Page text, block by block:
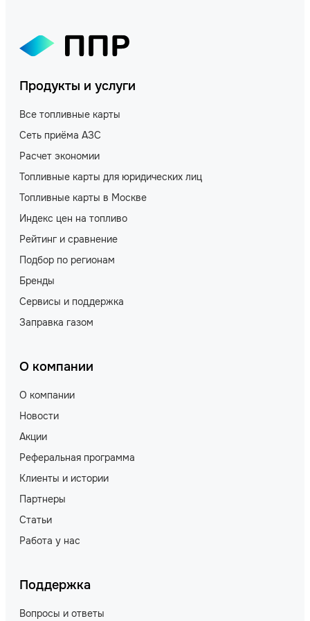
Продукты и услуги
Все топливные карты
Сеть приёма АЗС
Расчет экономии
Топливные карты для юридических лиц
Топливные карты в Москве
Индекс цен на топливо
Рейтинг и сравнение
Подбор по регионам
Бренды
Сервисы и поддержка
Заправка газом
О компании
О компании
Новости
Акции
Реферальная программа
Клиенты и истории
Партнеры
Статьи
Работа у нас
Поддержка
Вопросы и ответы